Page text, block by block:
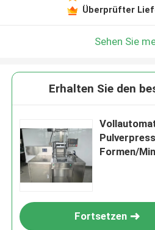
Überprüfter
Sehen Sie
Erhalten Sie den
Formen/
Fortsetzen